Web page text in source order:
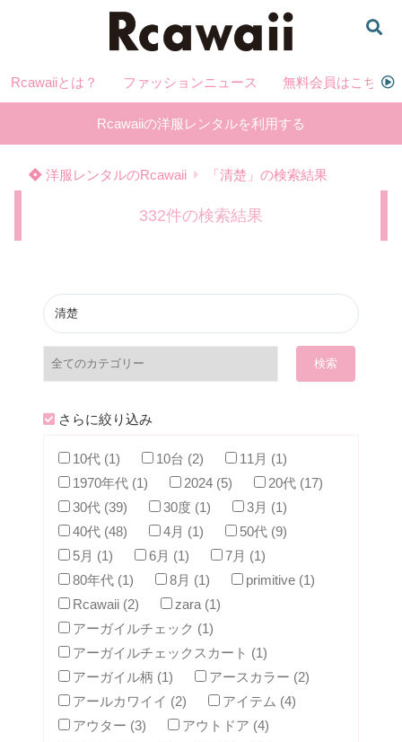
Rcawaiiとは？ ファッションニュース 無料会員はこちら
Rcawaiiの洋服レンタルを利用する
洋服レンタルのRcawaii 「清楚」の検索結果
332件の検索結果
検索
さらに絞り込み
10代 (1) 10台 (2)
11月 (1)
1970年代 (1)
2024 (5)
20代 (17)
30代 (39)
30度 (1)
3月 (1)
40代 (48)
4月 (1)
50代 (9)
5月 (1)
6月 (1)
7月 (1)
80年代 (1)
8月 (1)
primitive (1)
Rcawaii (2)
zara (1)
アーガイルチェック (1)
アーガイルチェックスカート (1)
アーガイル柄 (1)
アースカラー (2)
アールカワイイ (2)
アイテム (4)
アウター (3)
アウトドア (4)